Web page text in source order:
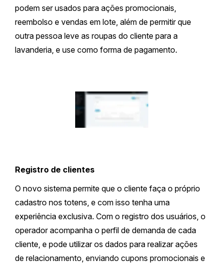
podem ser usados para ações promocionais,
reembolso e vendas em lote, além de permitir que
outra pessoa leve as roupas do cliente para a
lavanderia, e use como forma de pagamento.
Registro de clientes
O novo sistema permite que o cliente faça o próprio
cadastro nos totens, e com isso tenha uma
experiência exclusiva. Com o registro dos usuários, o
operador acompanha o perfil de demanda de cada
cliente, e pode utilizar os dados para realizar ações
de relacionamento, enviando cupons promocionais e